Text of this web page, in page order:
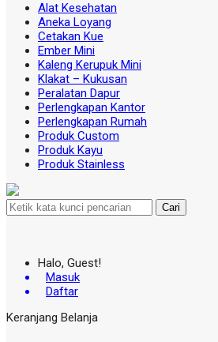
Alat Kesehatan
Aneka Loyang
Cetakan Kue
Ember Mini
Kaleng Kerupuk Mini
Klakat – Kukusan
Peralatan Dapur
Perlengkapan Kantor
Perlengkapan Rumah
Produk Custom
Produk Kayu
Produk Stainless
Cari
Halo, Guest!
Masuk
Daftar
Keranjang Belanja